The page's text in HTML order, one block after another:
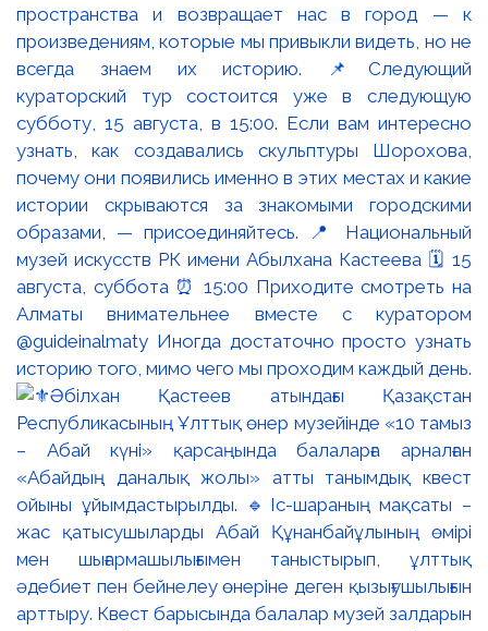
пространства и возвращает нас в город — к
произведениям, которые мы привыкли видеть, но не
всегда знаем их историю. 📌Следующий
кураторский тур состоится уже в следующую
субботу, 15 августа, в 15:00. Если вам интересно
узнать, как создавались скульптуры Шорохова,
почему они появились именно в этих местах и какие
истории скрываются за знакомыми городскими
образами, — присоединяйтесь. 📍 Национальный
музей искусств РК имени Абылхана Кастеева 🗓 15
августа, суббота ⏰ 15:00 Приходите смотреть на
Алматы внимательнее вместе с куратором
@guideinalmaty Иногда достаточно просто узнать
историю того, мимо чего мы проходим каждый день.